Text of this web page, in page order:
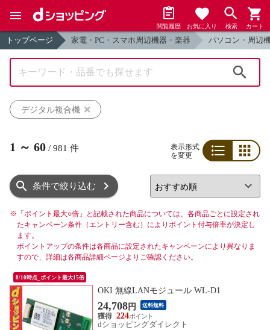
閲覧履歴 お気に入り 検索 カート
トップページ 家電・PC・スマホ周辺機器・楽器 パソコン・周辺
デジタル複合機
1 ～ 60 / 981 件
表示形式
を変更
条件で絞り込む
※ 「ポイント最大○倍」と記載された商品については、各商品ごとに設定され
たキャンペーン条件（エントリー含む）によりポイント付与倍率が決定し
ます。
ポイントアップの条件は各商品に設定されたキャンペーンにより異なりま
すので、詳細は各商品詳細ページよりご確認ください。
8/10時点_ポイント最大15倍
OKI 無線LANモジュール WL-D1
24,708円 送料無料
224
dショッピングダイレクト